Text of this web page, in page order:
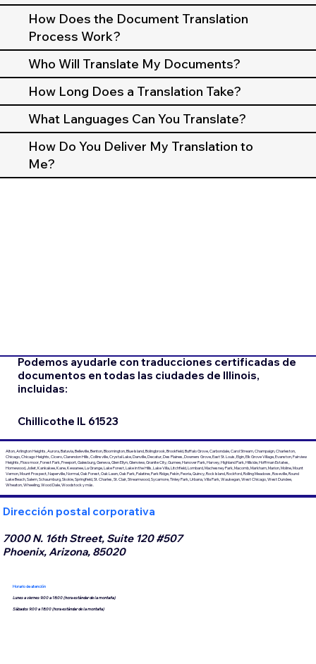
How Does the Document Translation
Process Work?
Who Will Translate My Documents?
How Long Does a Translation Take?
What Languages Can You Translate?
How Do You Deliver My Translation to
Me?
Podemos ayudarle con traducciones certificadas de
documentos en todas las ciudades de Illinois,
incluidas:
Chillicothe IL 61523
Alton, Arlington Heights, Aurora, Batavia, Belleville, Benton, Bloomington, Blue Island, Bolingbrook, Brookfield, Buffalo Grove, Carbondale, Carol Stream, Champaign, Charleston,
Chicago, Chicago Heights, Cicero, Clarendon Hills, Collinsville, Crystal Lake, Danville, Decatur, Des Plaines, Downers Grove, East St. Louis, Elgin, Elk Grove Village, Evanston, Fairview
Heights, Flossmoor, Forest Park, Freeport, Galesburg, Geneva, Glen Ellyn, Glenview, Granite City, Gurnee, Hanover Park, Harvey, Highland Park, Hillside, Hoffman Estates,
Homewood, Joliet, Kankakee, Kane, Kewanee, La Grange, Lake Forest, Lake in the Hills, Lake Villa, Litchfield, Lombard, Machesney Park, Macomb, Markham, Marion, Moline, Mount
Vernon, Mount Prospect, Naperville, Normal, Oak Forest, Oak Lawn, Oak Park, Palatine, Park Ridge, Pekín, Peoria, Quincy, Rock Island, Rockford, Rolling Meadows, Roseville, Round
Lake Beach, Salem, Schaumburg, Skokie, Springfield, St. Charles, St. Clair, Streamwood, Sycamore, Tinley Park, Urbana, Villa Park, Waukegan, West Chicago, West Dundee,
Wheaton, Wheeling, Wood Dale, Woodstock y más.
Dirección postal corporativa
7000 N. 16th Street, Suite 120 #507
Phoenix, Arizona, 85020
Horario de atención
Lunes a viernes 9:00 a 18:00 (hora estándar de la montaña)
Sábados 9:00 a 18:00 (hora estándar de la montaña)